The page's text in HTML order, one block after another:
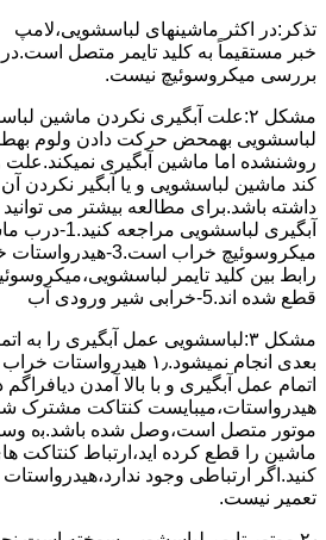
ﺗﺬﮐﺮ:در اﮐﺜﺮ ماشینهای لباسشویی،ﻻﻣﭗ
ﺧﺒﺮ مستقیماً ﺑﻪ ﮐﻠﯿﺪ ﺗﺎﯾﻤﺮ ﻣﺘﺼﻞ اﺳﺖ.در
بررسی ﻣﯿﮑﺮوﺳﻮﺋﯿﭻ نیست.
مشکل ۲:علت آبگیری نکردن ماشین
لباسشویی بهمحض ﺣﺮﮐﺖ دادن وﻟﻮم
روشنشده اﻣﺎ ﻣﺎﺷﯿﻦ آﺑﮕﯿﺮی
کند ماشین لباسشویی و یا آبگیر نکردن آن
داشته باشد.برای مطالعه بیشتر می
راﺑﻂ ﺑﯿﻦ ﮐﻠﯿﺪ ﺗﺎﯾﻤﺮ
ﻗﻄﻊ ﺷﺪه اند.5-خرابی شیر ورودی آب
مشکل ۳:لباسشویی ﻋﻤﻞ آﺑﮕﯿﺮی را ﺑﻪ
ﺑﻌﺪی اﻧﺠﺎم نمیشود.۱٫
اﺗﻤﺎم عمل آﺑﮕﯿﺮی و ﺑﺎ ﺑﺎﻻ آﻣﺪن
ﻣﻮﺗﻮر ﻣﺘﺼﻞ اﺳﺖ،وﺻﻞ ﺷﺪه ﺑﺎﺷﺪ.ﺑه
ﻣﺎﺷﯿﻦ را ﻗﻄﻊ کرده اید،ارﺗﺒﺎط ﮐﻨﺘﺎﮐﺖ
کنید.اﮔﺮ ارﺗﺒﺎطی وجود
ﺗﻌﻤﯿﺮ نیست.